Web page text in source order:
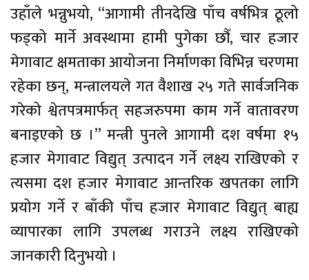
उहाँले भन्नुभयो, “आगामी तीनदेखि पाँच वर्षभित्र ठूलो
फड्को मार्ने अवस्थामा हामी पुगेका छौँ, चार हजार
मेगावाट क्षमताका आयोजना निर्माणका विभिन्न चरणमा
रहेका छन्, मन्त्रालयले गत वैशाख २५ गते सार्वजनिक
गरेको श्वेतपत्रमार्फत् सहजरुपमा काम गर्ने वातावरण
बनाइएको छ ।” मन्त्री पुनले आगामी दश वर्षमा १५
हजार मेगावाट विद्युत् उत्पादन गर्ने लक्ष्य राखिएको र
त्यसमा दश हजार मेगावाट आन्तरिक खपतका लागि
प्रयोग गर्ने र बाँकी पाँच हजार मेगावाट विद्युत् बाह्य
व्यापारका लागि उपलब्ध गराउने लक्ष्य राखिएको
जानकारी दिनुभयो ।